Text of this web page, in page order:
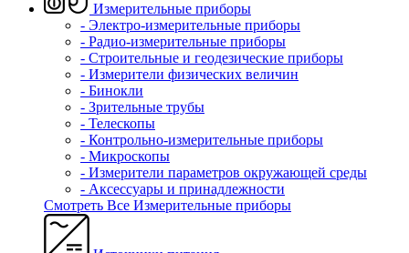
Измерительные приборы
- Электро-измерительные приборы
- Радио-измерительные приборы
- Строительные и геодезические приборы
- Измерители физических величин
- Бинокли
- Зрительные трубы
- Телескопы
- Контрольно-измерительные приборы
- Микроскопы
- Измерители параметров окружающей среды
- Аксессуары и принадлежности
Смотреть Все Измерительные приборы